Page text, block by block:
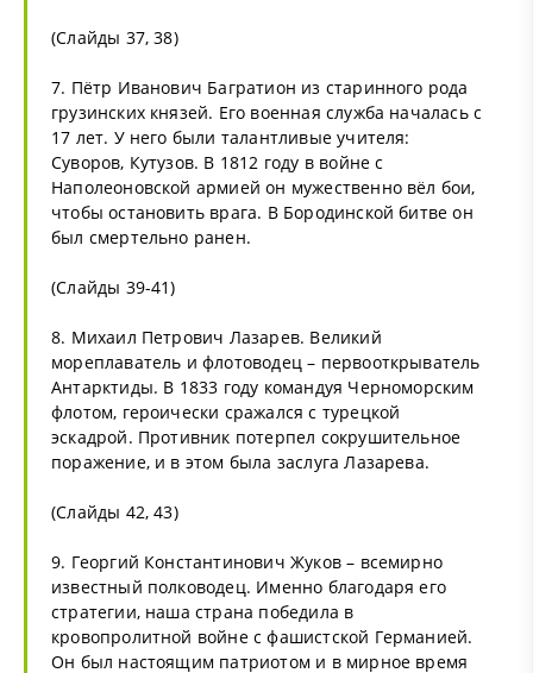
(Слайды 37, 38)
7. Пётр Иванович Багратион из старинного рода
грузинских князей. Его военная служба началась с
17 лет. У него были талантливые учителя:
Суворов, Кутузов. В 1812 году в войне с
Наполеоновской армией он мужественно вёл бои,
чтобы остановить врага. В Бородинской битве он
был смертельно ранен.
(Слайды 39-41)
8. Михаил Петрович Лазарев. Великий
мореплаватель и флотоводец – первооткрыватель
Антарктиды. В 1833 году командуя Черноморским
флотом, героически сражался с турецкой
эскадрой. Противник потерпел сокрушительное
поражение, и в этом была заслуга Лазарева.
(Слайды 42, 43)
9. Георгий Константинович Жуков – всемирно
известный полководец. Именно благодаря его
стратегии, наша страна победила в
кровопролитной войне с фашистской Германией.
Он был настоящим патриотом и в мирное время